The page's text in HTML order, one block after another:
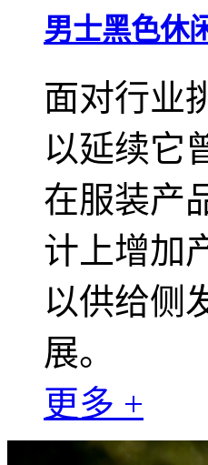
男士黑色休
面对行业
以延续它
在服装产
计上增加
以供给侧
展。
更多 +